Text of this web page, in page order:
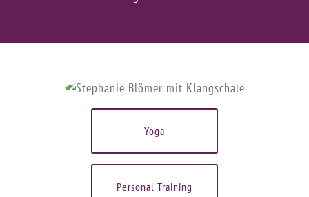
Yoga
Personal Training